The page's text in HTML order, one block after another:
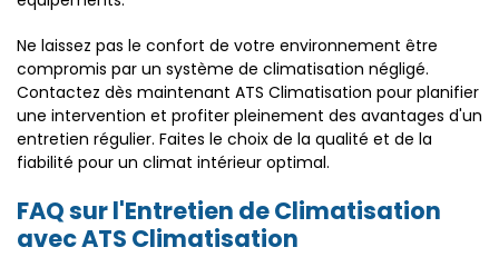
Ne laissez pas le confort de votre environnement être
compromis par un système de climatisation négligé.
Contactez dès maintenant ATS Climatisation pour planifier
une intervention et profiter pleinement des avantages d'un
entretien régulier. Faites le choix de la qualité et de la
fiabilité pour un climat intérieur optimal.
FAQ sur l'Entretien de Climatisation
avec ATS Climatisation